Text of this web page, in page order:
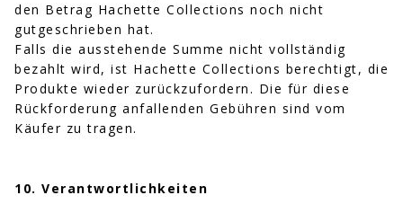
den Betrag Hachette Collections noch nicht
gutgeschrieben hat.
Falls die ausstehende Summe nicht vollständig
bezahlt wird, ist Hachette Collections berechtigt, die
Produkte wieder zurückzufordern. Die für diese
Rückforderung anfallenden Gebühren sind vom
Käufer zu tragen.
10. Verantwortlichkeiten